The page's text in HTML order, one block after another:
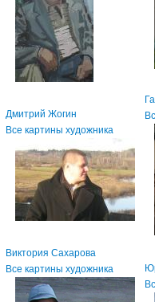
Дмитрий Жогин
Все картины художника
Виктория Сахарова
Все картины художника